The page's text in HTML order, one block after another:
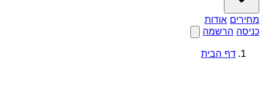
מחירים אודות
כניסה הרשמה
דף הבית